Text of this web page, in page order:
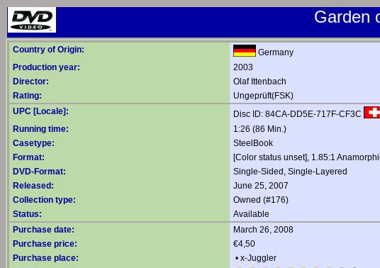
Garden
Country of Origin:
Germany
Production year:
2003
Director:
Olaf Ittenbach
Rating:
Ungeprüft(FSK)
UPC [Locale]:
Disc ID: 84CA-DD5E-717F-CF3C
Running time:
1:26 (86 Min.)
Casetype:
SteelBook
Format:
[Color status unset], 1.85:1
DVD-Format:
Single-Sided, Single-Layered
Released:
June 25, 2007
Collection type:
Owned (#176)
Status:
Available
Purchase date:
March 26, 2008
Purchase price:
€4,50
Purchase place:
• x-Juggler